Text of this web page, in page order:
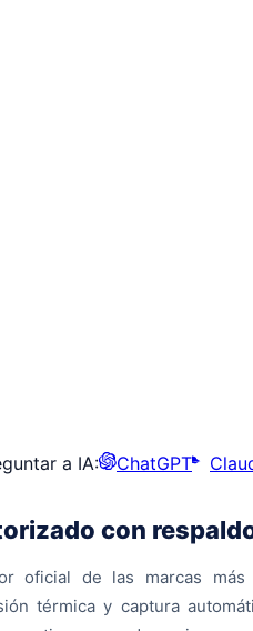
a IA: ChatGPT
con
oficial de las marcas
térmica y captura